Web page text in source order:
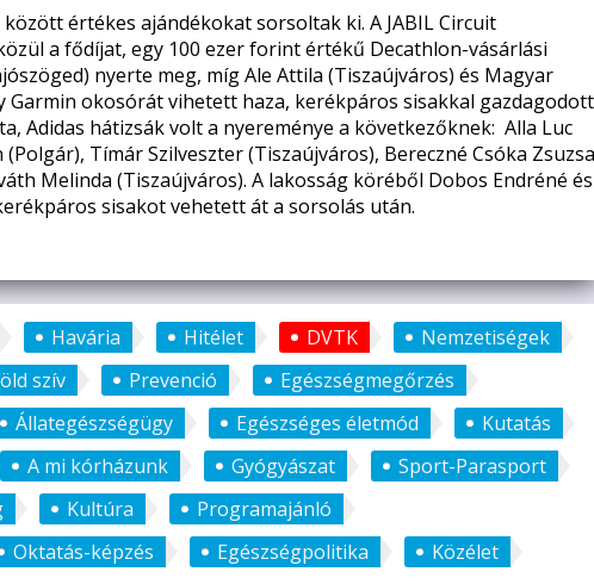
értékes ajándékokat sorsoltak ki. A JABIL Circuit
a fődíjat, egy 100 ezer forint értékű Decathlon-vásárlási
nyerte meg, míg Ale Attila (Tiszaújváros) és Magyar
Garmin okosórát vihetett haza, kerékpáros sisakkal gazdagodott
Adidas hátizsák volt a nyereménye a következőknek: Alla Luc
Tímár Szilveszter (Tiszaújváros), Bereczné Csóka Zsuzsa
Melinda (Tiszaújváros). A lakosság köréből Dobos Endréné és
sisakot vehetett át a sorsolás után.
Havária Hitélet DVTK
Nemzetiségek
szív Prevenció
Egészségmegőrzés
Állategészségügy Egészséges életmód
Kutatás
A mi kórházunk Gyógyászat
Sport-Parasport
Kultúra
Programajánló
Oktatás-képzés Egészségpolitika
Közélet